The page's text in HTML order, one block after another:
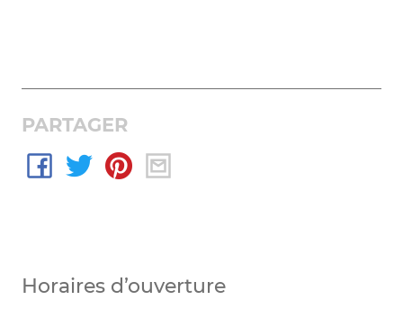
PARTAGER
Horaires d’ouverture